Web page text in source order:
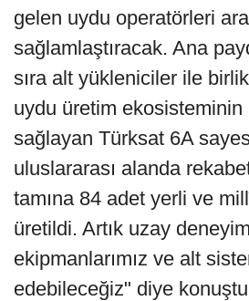
gelen uydu operatörleri
sağlamlaştıracak. Ana
sıra alt yükleniciler ile
uydu üretim ekosisteminin
sağlayan Türksat 6A
uluslararası alanda
tamına 84 adet yerli ve
üretildi. Artık uzay
ekipmanlarımız ve alt
edebileceğiz" diye